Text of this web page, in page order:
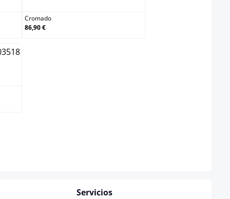
Cromado
86,90 €
en este momento.)
Servicios